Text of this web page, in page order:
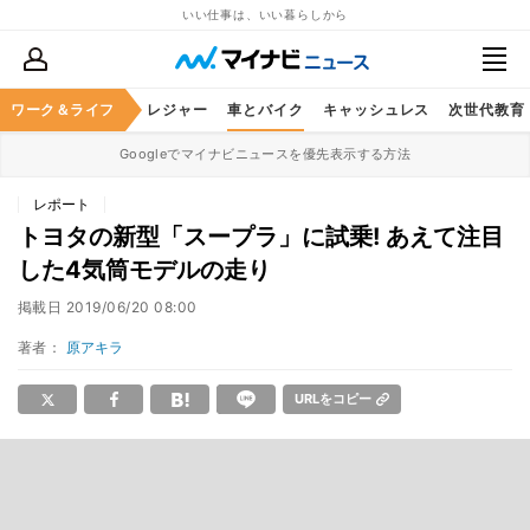
いい仕事は、いい暮らしから
ワーク＆ライフ
スケア グルメ レジャー 車とバイク キャッシュレス 次世代教育
Googleでマイナビニュースを優先表示する方法
レポート
トヨタの新型「スープラ」に試乗! あえて注目
した4気筒モデルの走り
掲載日 2019/06/20 08:00
著者： 原アキラ
URLをコピー